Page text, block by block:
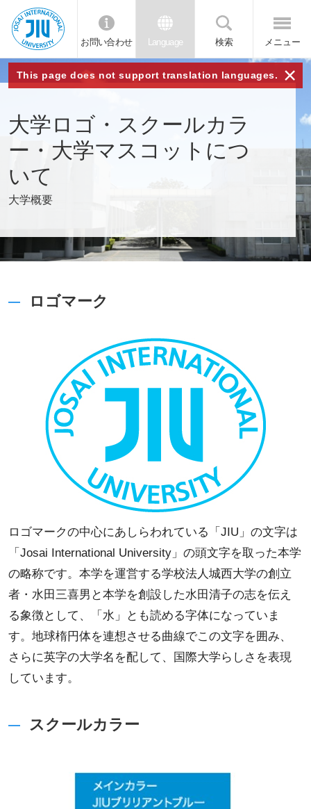
JIU 城西国
際大学
お問い合わせ Language 検索 メニュー
This page does not support translation languages. ×
大学ロゴ・スクールカラ
ー・大学マスコットにつ
いて
大学概要
ロゴマーク
ロゴマークの中心にあしらわれている「JIU」の文字は
「Josai International University」の頭文字を取った本学
の略称です。本学を運営する学校法人城西大学の創立
者・水田三喜男と本学を創設した水田清子の志を伝え
る象徴として、「水」とも読める字体になっていま
す。地球楕円体を連想させる曲線でこの文字を囲み、
さらに英字の大学名を配して、国際大学らしさを表現
しています。
スクールカラー